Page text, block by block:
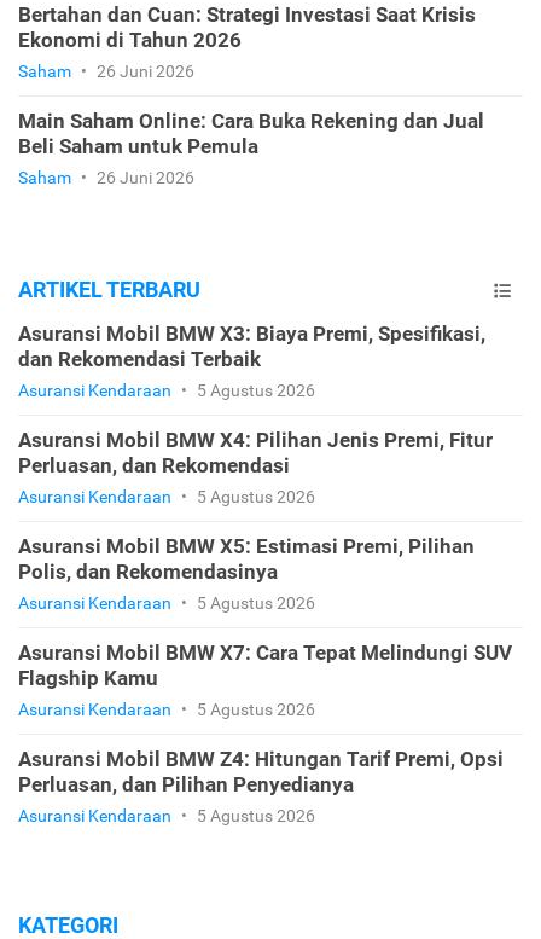
Bertahan dan Cuan: Strategi Investasi Saat Krisis
Ekonomi di Tahun 2026
Saham • 26 Juni 2026
Main Saham Online: Cara Buka Rekening dan Jual
Beli Saham untuk Pemula
Saham • 26 Juni 2026
ARTIKEL TERBARU
Asuransi Mobil BMW X3: Biaya Premi, Spesifikasi,
dan Rekomendasi Terbaik
Asuransi Kendaraan • 5 Agustus 2026
Asuransi Mobil BMW X4: Pilihan Jenis Premi, Fitur
Perluasan, dan Rekomendasi
Asuransi Kendaraan • 5 Agustus 2026
Asuransi Mobil BMW X5: Estimasi Premi, Pilihan
Polis, dan Rekomendasinya
Asuransi Kendaraan • 5 Agustus 2026
Asuransi Mobil BMW X7: Cara Tepat Melindungi SUV
Flagship Kamu
Asuransi Kendaraan • 5 Agustus 2026
Asuransi Mobil BMW Z4: Hitungan Tarif Premi, Opsi
Perluasan, dan Pilihan Penyedianya
Asuransi Kendaraan • 5 Agustus 2026
KATEGORI